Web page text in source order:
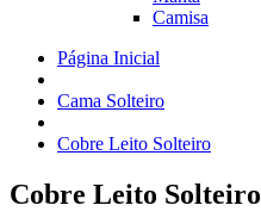
Camisa
Página Inicial
Cama Solteiro
Cobre Leito Solteiro
Cobre Leito Solteiro